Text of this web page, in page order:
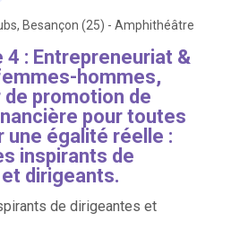
Besançon (25) - Amphithéâtre
4 : Entrepreneuriat &
hommes,
promotion de
pour toutes
une égalité réelle :
inspirants de
dirigeants.
de dirigeantes et